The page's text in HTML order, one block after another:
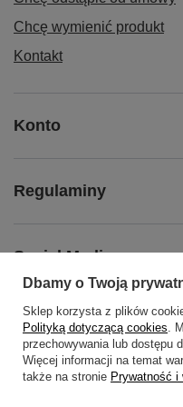
Chcę wymienić produkt
Kontakt
Konto
Regulaminy
Social Media
O NAS
Dbamy o Twoją
Sklep korzysta z plików
Polityką dotyczącą cookies.
przechowywania lub dostępu
Więcej informacji na temat
także na stronie Prywatność i